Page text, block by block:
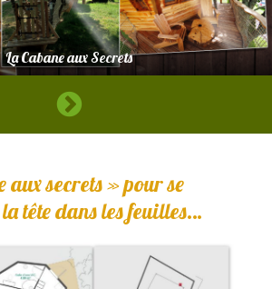
La Cabane aux Secrets
aux secrets » pour se
tête dans les feuilles…